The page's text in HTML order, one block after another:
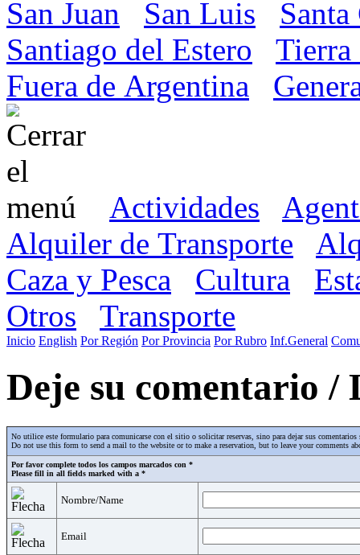
San Juan
San Luis
Santiago del Estero
Tierra
Fuera de Argentina
Actividades
Alquiler de Transporte
Caza y Pesca
Cultura
Otros
Transporte
Inicio English Por Región Por Provincia Por Rubro Inf.General
Deje su comentario /
No utilice este formulario para comunicarse con el sitio o solicitar reservas, sino para dejar sus
Do not use this form to send a mail to the website or to make a reservation, but to leave your comments
Por favor complete todos los campos marcados con *
Please fill in all fields marked with a *
Nombre/Name
Email